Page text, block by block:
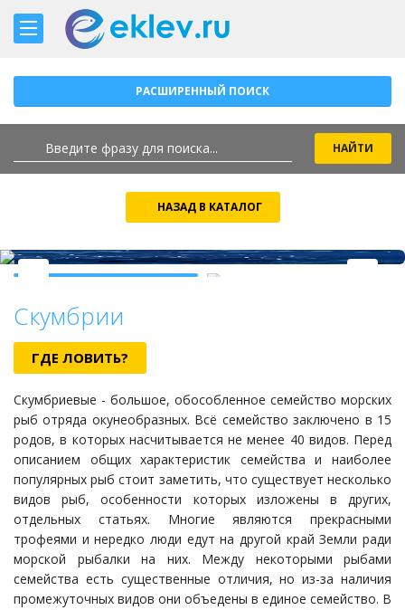
РАСШИРЕННЫЙ ПОИСК
НАЗАД В КАТАЛОГ
Скумбрии
ГДЕ ЛОВИТЬ?
Скумбриевые - большое, обособленное семейство морских
рыб отряда окунеобразных. Всё семейство заключено в 15
родов, в которых насчитывается не менее 40 видов. Перед
описанием общих характеристик семейства и наиболее
популярных рыб стоит заметить, что существует несколько
видов рыб, особенности которых изложены в других,
отдельных статьях. Многие являются прекрасными
трофеями и нередко люди едут на другой край Земли ради
морской рыбалки на них. Между некоторыми рыбами
семейства есть существенные отличия, но из-за наличия
промежуточных видов они объедены в единое семейство. В